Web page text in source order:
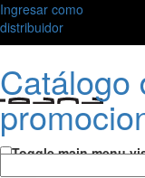
Ingresar como
distribuidor
Catálogo
Toggle main menu